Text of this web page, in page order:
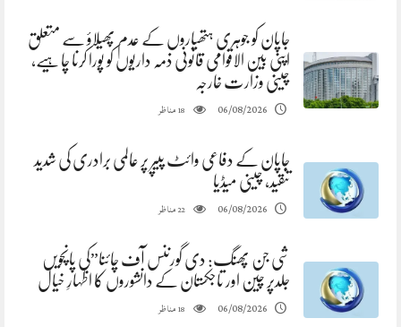
جاپان کو جوہری ہتھیاروں کے عدم پھیلاؤ سے متعلق
اپنی بین الاقوامی قانونی ذمہ داریوں کو پورا کرنا چاہیے،
چینی وزارت خارجہ
06/08/2026
18مناظر
جاپان کے دفاعی وائٹ پیپر پر عالمی برادری کی شدید
تنقید، چینی میڈیا
06/08/2026
22مناظر
شی جن پھنگ: دی گورننس آف چائنا”کی پانچویں
جلدپر چین اور تاجکستان کے دانشوروں کا اظہارِ خیال
06/08/2026
18مناظر